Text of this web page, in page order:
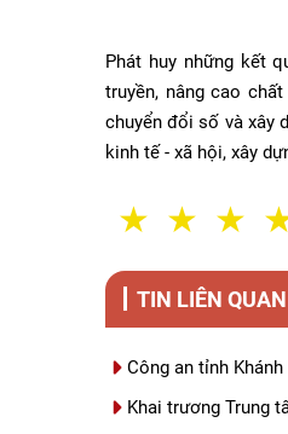
Phát huy những kết
truyền, nâng cao
chuyển đổi số và xây
kinh tế - xã hội, xây
2
1 Sao
TIN LIÊN QUAN
Công an tỉnh
Khai trương Trung